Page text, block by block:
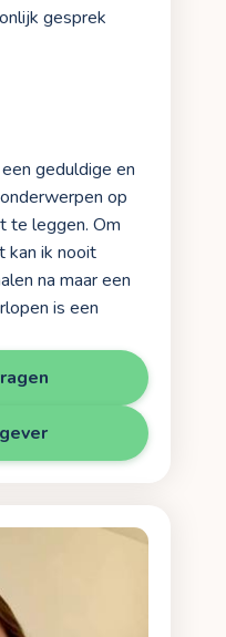
gesprek
geduldige en
op
te leggen. Om
kan ik nooit
na maar een
is een